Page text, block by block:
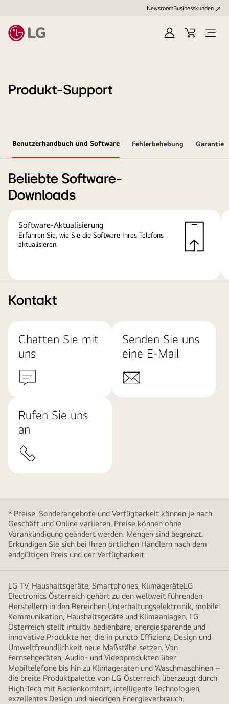
NewsroomBusinesskunden
AnmeldenWarenkorb
Menü
Produkt-Support
Benutzerhandbuch und Software Fehlerbehebung Garantie
Beliebte Software-
Downloads
Software-Aktualisierung
Erfahren Sie, wie Sie die Software Ihres Telefons
aktualisieren.
Kontakt
Chatten Sie mit
uns
Senden Sie uns
eine E-Mail
Rufen Sie uns
an
* Preise, Sonderangebote und Verfügbarkeit können je nach
Geschäft und Online variieren. Preise können ohne
Vorankündigung geändert werden. Mengen sind begrenzt.
Erkundigen Sie sich bei Ihren örtlichen Händlern nach dem
endgültigen Preis und der Verfügbarkeit.
LG TV, Haushaltsgeräte, Smartphones, KlimageräteLG
Electronics Österreich gehört zu den weltweit führenden
Herstellern in den Bereichen Unterhaltungselektronik, mobile
Kommunikation, Haushaltsgeräte und Klimaanlagen. LG
Österreich stellt intuitiv bedienbare, energiesparende und
innovative Produkte her, die in puncto Effizienz, Design und
Umweltfreundlichkeit neue Maßstäbe setzen. Von
Fernsehgeräten, Audio- und Videoprodukten über
Mobiltelefone bis hin zu Klimageräten und Waschmaschinen –
die breite Produktpalette von LG Österreich überzeugt durch
High-Tech mit Bedienkomfort, intelligente Technologien,
exzellentes Design und niedrigen Energieverbrauch.